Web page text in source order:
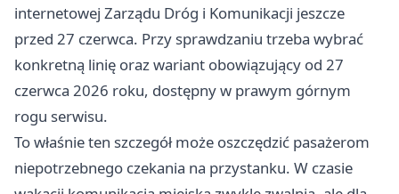
internetowej Zarządu Dróg i Komunikacji jeszcze
przed 27 czerwca. Przy sprawdzaniu trzeba wybrać
konkretną linię oraz wariant obowiązujący od 27
czerwca 2026 roku, dostępny w prawym górnym
rogu serwisu.
To właśnie ten szczegół może oszczędzić pasażerom
niepotrzebnego czekania na przystanku. W czasie